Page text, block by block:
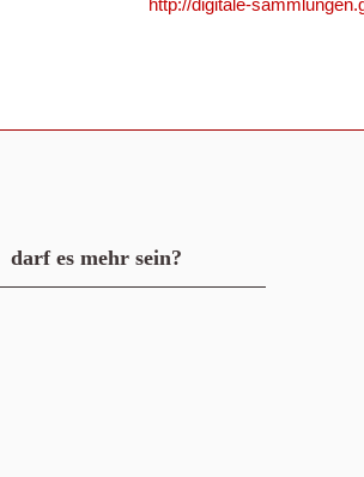
http://digitale-
darf es mehr sein?